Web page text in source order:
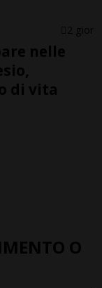
2 gior
nelle
di vita
O